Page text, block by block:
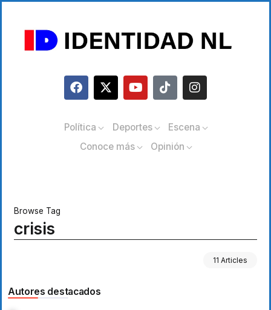
Política Deportes
Escena
Conoce más
Opinión
Browse Tag
crisis
11 Articles
Autores destacados